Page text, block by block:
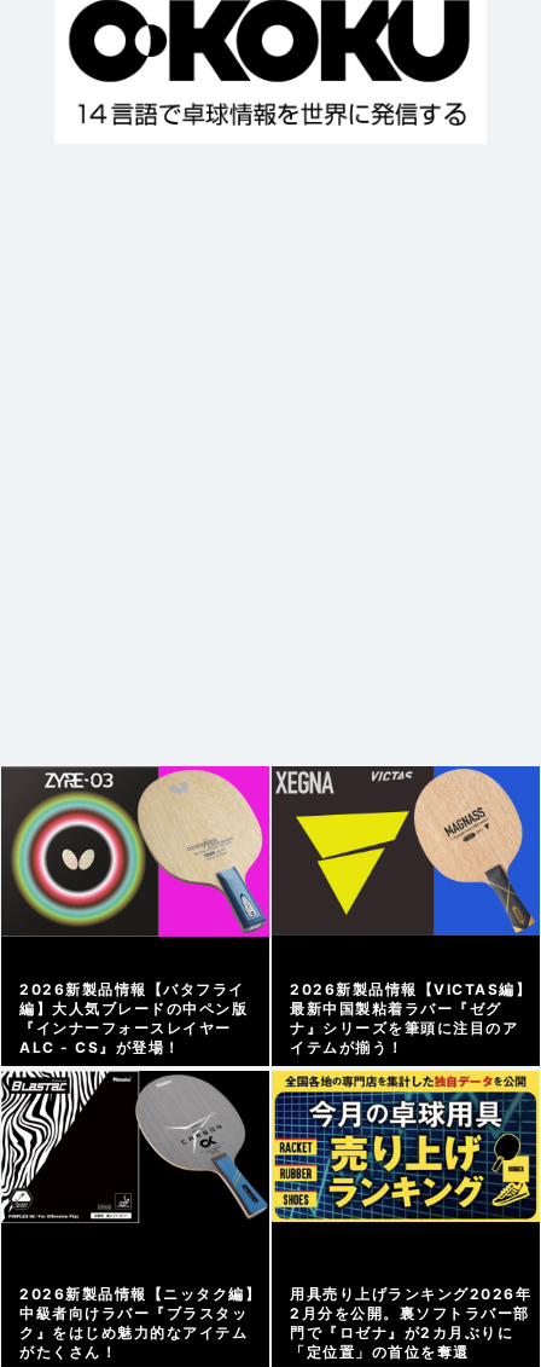
2026新製品情報【バタフライ
編】大人気ブレードの中ペン版
『インナーフォースレイヤー
ALC - CS』が登場！
メーカー情報 | 2026/03/23
2026新製品情報【VICTAS編】
最新中国製粘着ラバー『ゼグ
ナ』シリーズを筆頭に注目のア
イテムが揃う！
メーカー情報 | 2026/03/22
2026新製品情報【ニッタク編】
中級者向けラバー『ブラスタッ
ク』をはじめ魅力的なアイテム
がたくさん！
用具売り上げランキング2026年
2月分を公開。裏ソフトラバー部
門で『ロゼナ』が2カ月ぶりに
「定位置」の首位を奪還